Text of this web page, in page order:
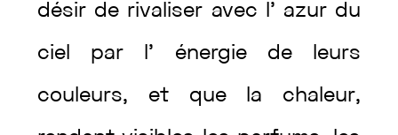
désir de rivaliser avec l’ azur du
ciel par l’ énergie de leurs
couleurs, et que la chaleur,